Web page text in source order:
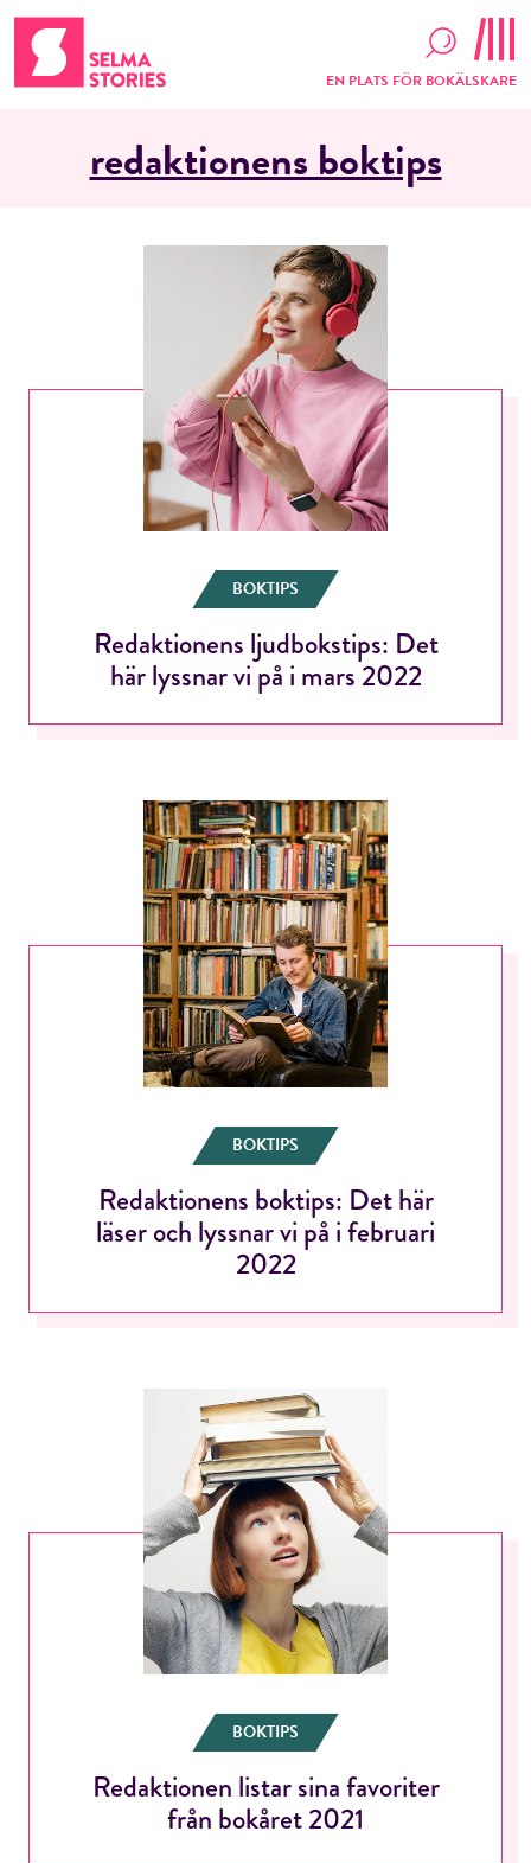
EN PLATS FÖR BOKÄLSKARE
redaktionens boktips
BOKTIPS
Redaktionens ljudbokstips: Det
här lyssnar vi på i mars 2022
BOKTIPS
Redaktionens boktips: Det här
läser och lyssnar vi på i februari
2022
BOKTIPS
Redaktionen listar sina favoriter
från bokåret 2021